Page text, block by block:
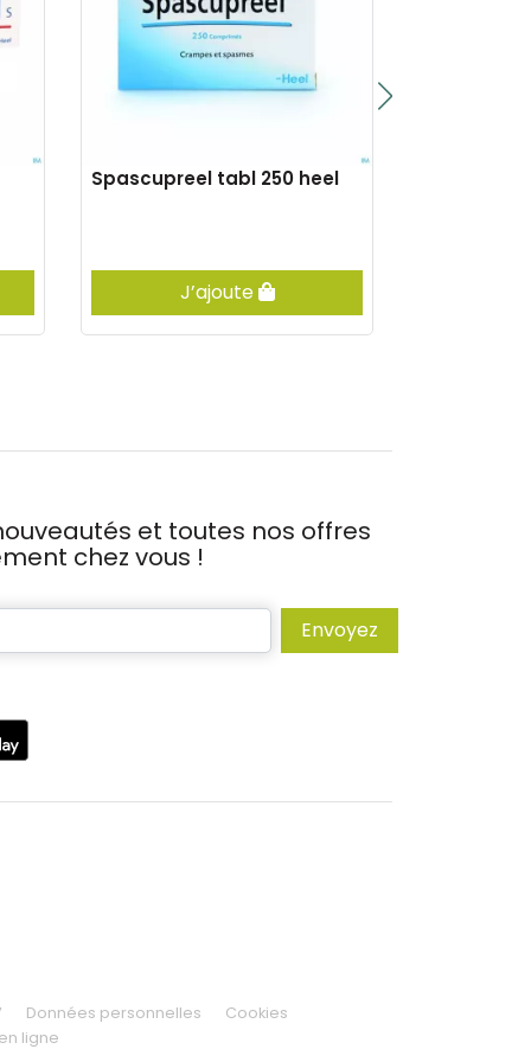
Spascupreel tabl 250 heel
J’ajoute
et toutes nos offres
chez vous !
Envoyez
Données personnelles
Cookies
ligne